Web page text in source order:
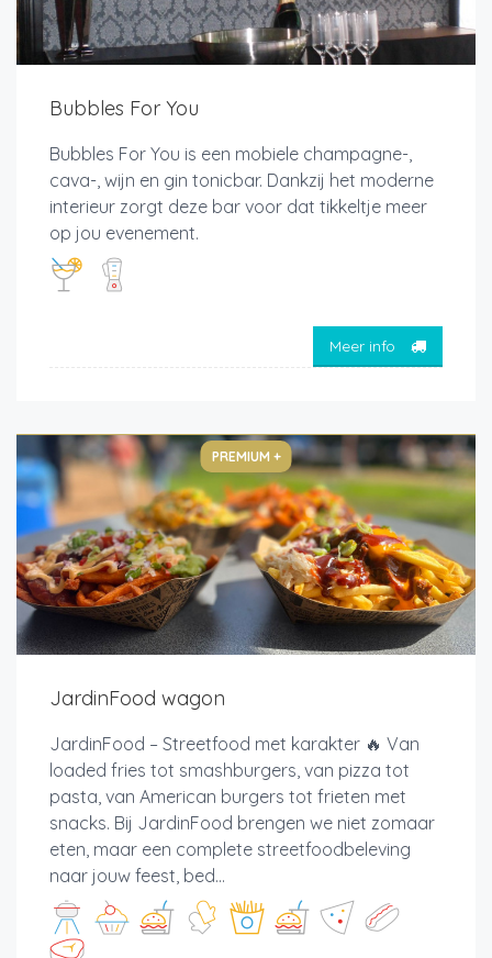
Bubbles For You
Bubbles For You is een mobiele champagne-,
cava-, wijn en gin tonicbar. Dankzij het moderne
interieur zorgt deze bar voor dat tikkeltje meer
op jou evenement.
Meer info
PREMIUM +
JardinFood wagon
JardinFood – Streetfood met karakter 🔥 Van
loaded fries tot smashburgers, van pizza tot
pasta, van American burgers tot frieten met
snacks. Bij JardinFood brengen we niet zomaar
eten, maar een complete streetfoodbeleving
naar jouw feest, bed...